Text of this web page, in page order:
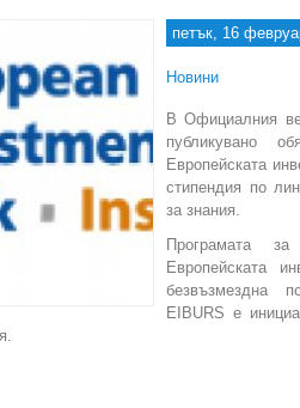
петък, 16
Новини
В Официалния
публикувано
Европейската
стипендия по
за знания.
Програмата
Европейската
безвъзмездна
EIBURS е